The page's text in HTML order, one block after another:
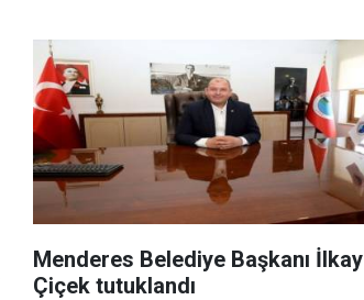
Menderes Belediye Başkanı İlkay
Çiçek tutuklandı